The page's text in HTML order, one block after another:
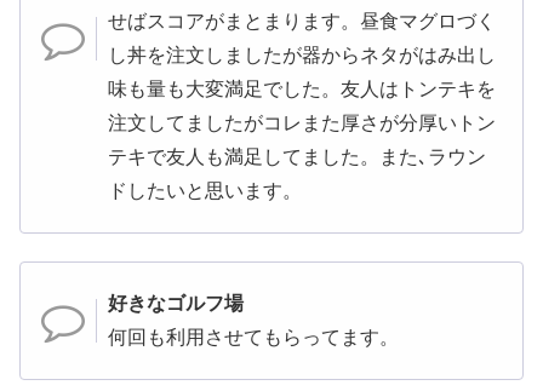
せばスコアがまとまります。昼食マグロづく
し丼を注文しましたが器からネタがはみ出し
味も量も大変満足でした。友人はトンテキを
注文してましたがコレまた厚さが分厚いトン
テキで友人も満足してました。また､ラウン
ドしたいと思います。
好きなゴルフ場
何回も利用させてもらってます。